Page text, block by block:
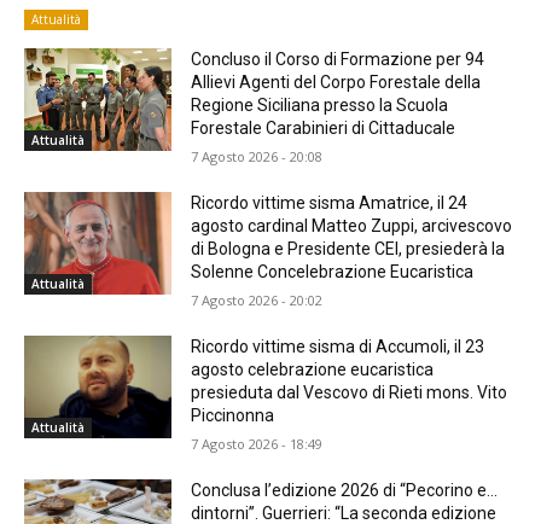
Attualità
Attualità
Concluso il Corso di Formazione per 94
Allievi Agenti del Corpo Forestale della
Regione Siciliana presso la Scuola
Forestale Carabinieri di Cittaducale
7 Agosto 2026 - 20:08
Attualità
Ricordo vittime sisma Amatrice, il 24
agosto cardinal Matteo Zuppi, arcivescovo
di Bologna e Presidente CEI, presiederà la
Solenne Concelebrazione Eucaristica
7 Agosto 2026 - 20:02
Attualità
Ricordo vittime sisma di Accumoli, il 23
agosto celebrazione eucaristica
presieduta dal Vescovo di Rieti mons. Vito
Piccinonna
7 Agosto 2026 - 18:49
Conclusa l’edizione 2026 di “Pecorino e…
dintorni”. Guerrieri: “La seconda edizione